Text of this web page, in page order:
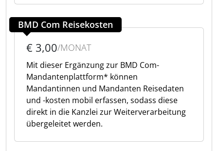
BMD Com Reisekosten
€ 3,00/MONAT
Mit dieser Ergänzung zur BMD Com-
Mandantenplattform* können
Mandantinnen und Mandanten Reisedaten
und -kosten mobil erfassen, sodass diese
direkt in die Kanzlei zur Weiterverarbeitung
übergeleitet werden.